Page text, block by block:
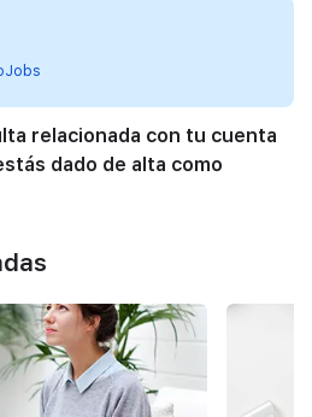
relacionada con tu cuenta
dado de alta como